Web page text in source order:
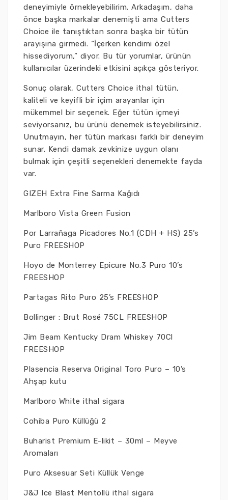
deneyimiyle örnekleyebilirim. Arkadaşım, daha
önce başka markalar denemişti ama Cutters
Choice ile tanıştıktan sonra başka bir tütün
arayışına girmedi. “İçerken kendimi özel
hissediyorum,” diyor. Bu tür yorumlar, ürünün
kullanıcılar üzerindeki etkisini açıkça gösteriyor.
Sonuç olarak, Cutters Choice ithal tütün,
kaliteli ve keyifli bir içim arayanlar için
mükemmel bir seçenek. Eğer tütün içmeyi
seviyorsanız, bu ürünü denemek isteyebilirsiniz.
Unutmayın, her tütün markası farklı bir deneyim
sunar. Kendi damak zevkinize uygun olanı
bulmak için çeşitli seçenekleri denemekte fayda
var.
GIZEH Extra Fine Sarma Kağıdı
Marlboro Vista Green Fusion
Por Larrañaga Picadores No.1 (CDH + HS) 25’s
Puro FREESHOP
Hoyo de Monterrey Epicure No.3 Puro 10’s
FREESHOP
Partagas Rito Puro 25’s FREESHOP
Bollinger : Brut Rosé 75CL FREESHOP
Jim Beam Kentucky Dram Whiskey 70Cl
FREESHOP
Plasencia Reserva Original Toro Puro – 10’s
Ahşap kutu
Marlboro White ithal sigara
Cohiba Puro Küllüğü 2
Buharist Premium E-likit – 30ml – Meyve
Aromaları
Puro Aksesuar Seti Küllük Venge
J&J Ice Blast Mentollü ithal sigara